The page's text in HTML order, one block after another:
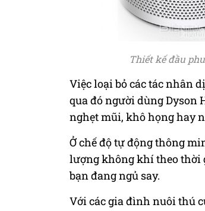
Thiết kế đầu
Việc loại bỏ các tác nhân
qua đó người dùng Dyson
nghẹt mũi, khô họng hay
Ở chế độ tự động thông
lượng không khí theo thời
bạn đang ngủ say.
Với các gia đình nuôi thú